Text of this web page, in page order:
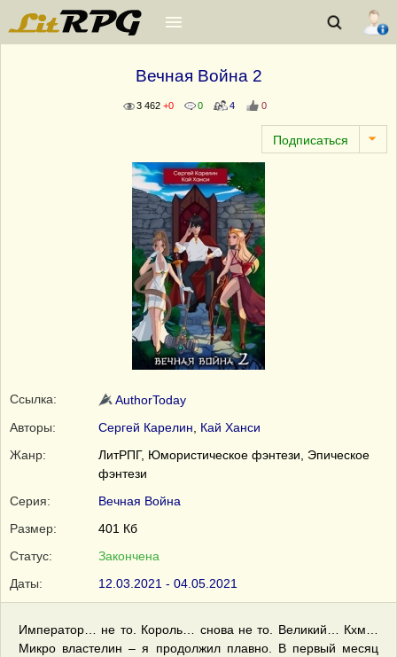
Вечная Война 2
3 462 +0 0 4 0
Ссылка:
AuthorToday
Авторы:
Сергей Карелин
Кай Ханси
Жанр:
ЛитРПГ, Юмористическое фэнтези, Эпическое
фэнтези
Серия:
Вечная Война
Размер:
401 Кб
Статус:
Закончена
Даты:
12.03.2021 - 04.05.2021
Император… не то. Король… снова не то. Великий… Кхм…
Микро властелин – я продолжил плавно. В первый месяц